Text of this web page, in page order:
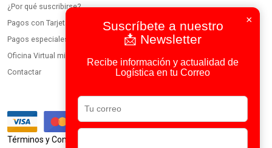
×
Suscríbete a nuestro
📩 Newsletter
Recibe información y actualidad de
Logística en tu Correo
¿Por qué suscribirse?
Pagos con Tarjeta
Pagos especiales
Oficina Virtual miembros
Contactar
Términos y Condiciones